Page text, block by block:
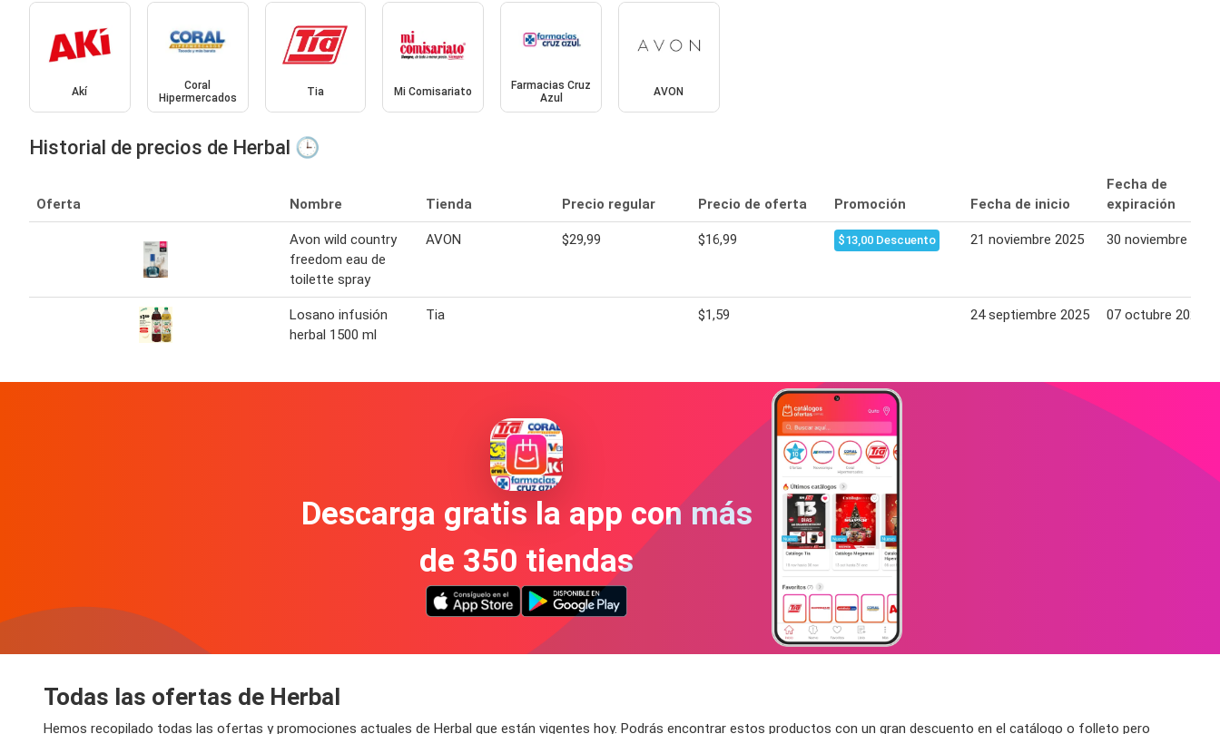
Akí
Coral
Hipermercados
Tia Mi Comisariato
Farmacias Cruz
Azul
AVON
Historial de precios de Herbal 🕒
Oferta Nombre Tienda Precio regular Precio de oferta Promoción Fecha de inicio
Fecha de
expiración
Avon wild country
freedom eau de
toilette spray
AVON $29,99 $16,99 $13,00 Descuento 21 noviembre 2025 30 noviembre 2025
Losano infusión
herbal 1500 ml
Tia $1,59 24 septiembre 2025 07 octubre 2025
Descarga gratis la app con más
de 350 tiendas
Todas las ofertas de Herbal
Hemos recopilado todas las ofertas y promociones actuales de Herbal que están vigentes hoy. Podrás encontrar estos productos con un gran descuento en el catálogo o folleto pero